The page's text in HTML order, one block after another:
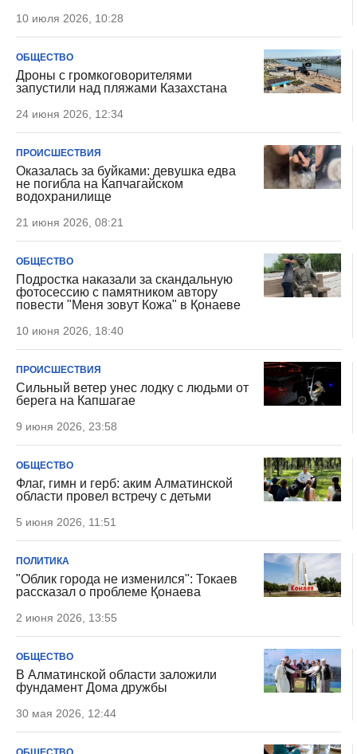
10 июля 2026, 10:28
ОБЩЕСТВО
Дроны с громкоговорителями
запустили над пляжами Казахстана
24 июня 2026, 12:34
ПРОИСШЕСТВИЯ
Оказалась за буйками: девушка едва
не погибла на Капчагайском
водохранилище
21 июня 2026, 08:21
ОБЩЕСТВО
Подростка наказали за скандальную
фотосессию с памятником автору
повести "Меня зовут Кожа" в Қонаеве
10 июня 2026, 18:40
ПРОИСШЕСТВИЯ
Сильный ветер унес лодку с людьми от
берега на Капшагае
9 июня 2026, 23:58
ОБЩЕСТВО
Флаг, гимн и герб: аким Алматинской
области провел встречу с детьми
5 июня 2026, 11:51
ПОЛИТИКА
"Облик города не изменился": Токаев
рассказал о проблеме Қонаева
2 июня 2026, 13:55
ОБЩЕСТВО
В Алматинской области заложили
фундамент Дома дружбы
30 мая 2026, 12:44